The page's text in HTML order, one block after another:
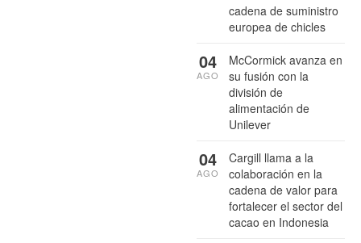
cadena de suministro
europea de chicles
McCormick avanza en
su fusión con la
división de
alimentación de
Unilever
04
AGO
Cargill llama a la
colaboración en la
cadena de valor para
fortalecer el sector del
cacao en Indonesia
04
AGO